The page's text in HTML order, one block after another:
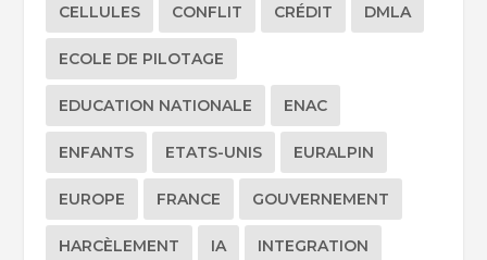
CELLULES CONFLIT CRÉDIT DMLA
ECOLE DE PILOTAGE
EDUCATION NATIONALE ENAC
ENFANTS ETATS-UNIS EURALPIN
EUROPE FRANCE GOUVERNEMENT
HARCÈLEMENT IA INTEGRATION